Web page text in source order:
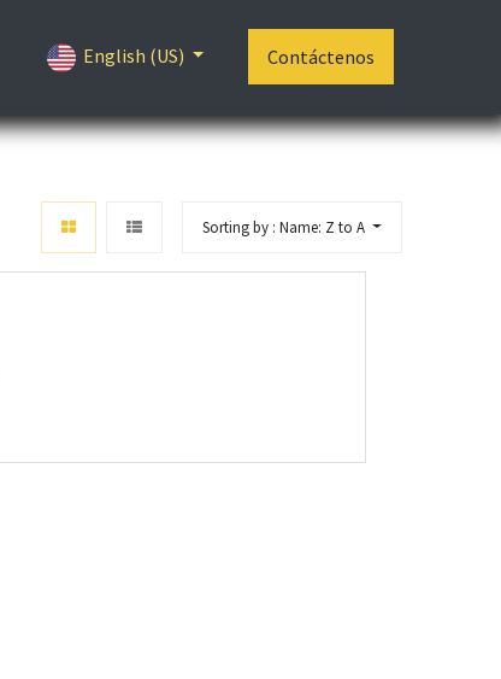
English (US) Contáctenos
Sorting by : Name: Z to A